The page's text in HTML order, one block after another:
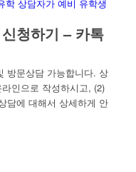
청하기 – 카톡
방문상담 가능합니다. 상
인으로 작성하시고, (2)
담에 대해서 상세하게 안